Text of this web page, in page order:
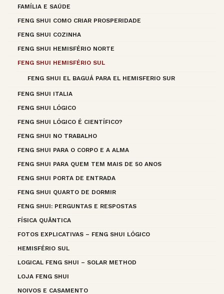
FAMÍLIA E SAÚDE
FENG SHUI COMO CRIAR PROSPERIDADE
FENG SHUI COZINHA
FENG SHUI HEMISFÉRIO NORTE
FENG SHUI HEMISFÉRIO SUL
FENG SHUI EL BAGUÁ PARA EL HEMISFERIO SUR
FENG SHUI ITALIA
FENG SHUI LÓGICO
FENG SHUI LÓGICO É CIENTÍFICO?
FENG SHUI NO TRABALHO
FENG SHUI PARA O CORPO E A ALMA
FENG SHUI PARA QUEM TEM MAIS DE 50 ANOS
FENG SHUI PORTA DE ENTRADA
FENG SHUI QUARTO DE DORMIR
FENG SHUI: PERGUNTAS E RESPOSTAS
FÍSICA QUÂNTICA
FOTOS EXPLICATIVAS – FENG SHUI LÓGICO
HEMISFÉRIO SUL
LOGICAL FENG SHUI – SOLAR METHOD
LOJA FENG SHUI
NOIVOS E CASAMENTO